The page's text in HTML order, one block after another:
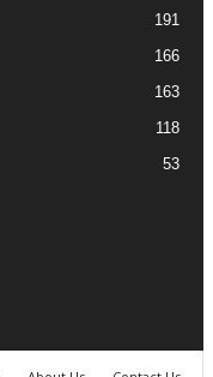
191
166
163
118
53